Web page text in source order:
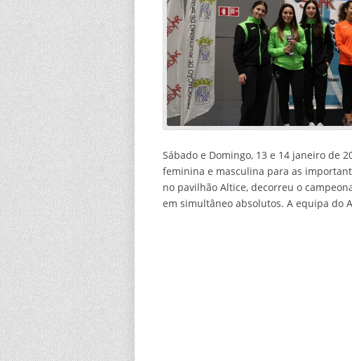
Sábado e Domingo, 13 e 14 janeiro de
feminina e masculina para as
no pavilhão Altice, decorreu o
em simultâneo absolutos. A equipa do